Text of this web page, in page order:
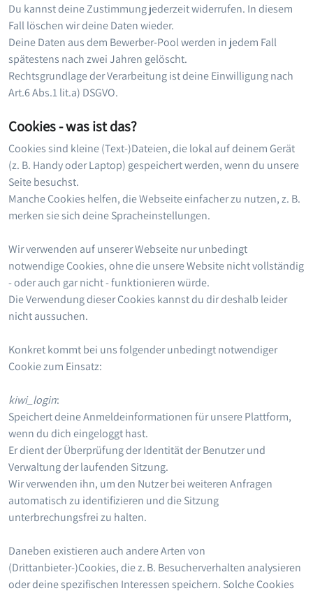
Du kannst deine Zustimmung jederzeit widerrufen. In diesem
Fall löschen wir deine Daten wieder.
Deine Daten aus dem Bewerber-Pool werden in jedem Fall
spätestens nach zwei Jahren gelöscht.
Rechtsgrundlage der Verarbeitung ist deine Einwilligung nach
Art.6 Abs.1 lit.a) DSGVO.
Cookies - was ist das?
Cookies sind kleine (Text-)Dateien, die lokal auf deinem Gerät
(z. B. Handy oder Laptop) gespeichert werden, wenn du unsere
Seite besuchst.
Manche Cookies helfen, die Webseite einfacher zu nutzen, z. B.
merken sie sich deine Spracheinstellungen.
Wir verwenden auf unserer Webseite nur unbedingt
notwendige Cookies, ohne die unsere Website nicht vollständig
- oder auch gar nicht - funktionieren würde.
Die Verwendung dieser Cookies kannst du dir deshalb leider
nicht aussuchen.
Konkret kommt bei uns folgender unbedingt notwendiger
Cookie zum Einsatz:
kiwi_login:
Speichert deine Anmeldeinformationen für unsere Plattform,
wenn du dich eingeloggt hast.
Er dient der Überprüfung der Identität der Benutzer und
Verwaltung der laufenden Sitzung.
Wir verwenden ihn, um den Nutzer bei weiteren Anfragen
automatisch zu identifizieren und die Sitzung
unterbrechungsfrei zu halten.
Daneben existieren auch andere Arten von
(Drittanbieter-)Cookies, die z. B. Besucherverhalten analysieren
oder deine spezifischen Interessen speichern. Solche Cookies